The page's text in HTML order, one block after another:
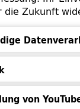
Zukunft
von